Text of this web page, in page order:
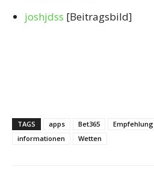
joshjdss [Beitragsbild]
TAGS apps Bet365 Empfehlung
informationen
Wetten